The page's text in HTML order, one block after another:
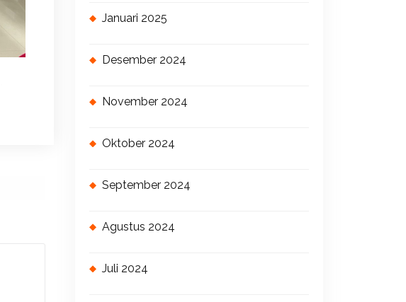
Januari 2025
Desember 2024
November 2024
Oktober 2024
September 2024
Agustus 2024
Juli 2024